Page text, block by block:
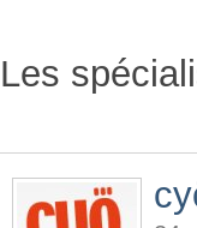
Les